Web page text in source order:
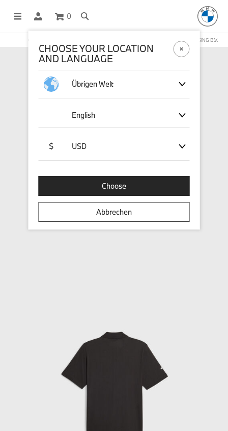
0
OFFICIAL BMW LIFESTYLE SHOP OPERATED BY STICHD SPORTMERCHANDISING B.V.
CHOOSE YOUR LOCATION
AND LANGUAGE
Übrigen Welt
English
$ USD
Choose
Abbrechen